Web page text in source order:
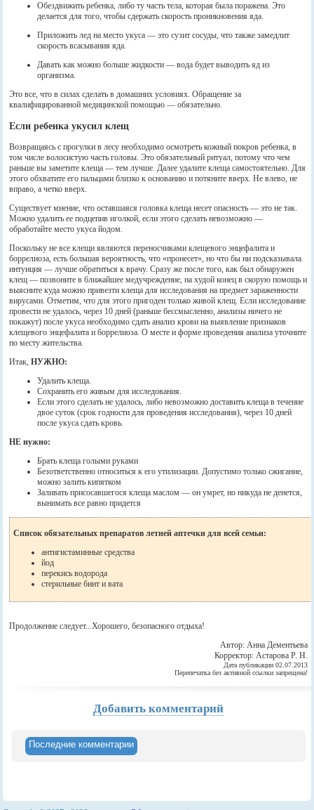
Обездвижить ребенка, либо ту часть тела, которая была поражена. Это
делается для того, чтобы сдержать скорость проникновения яда.
Приложить лед на место укуса — это сузит сосуды, что также замедлит
скорость всасывания яда.
Давать как можно больше жидкости — вода будет выводить яд из
организма.
Это все, что в силах сделать в домашних условиях. Обращение за
квалифицированной медицинской помощью — обязательно.
Если ребенка укусил клещ
Возвращаясь с прогулки в лесу необходимо осмотреть кожный покров ребенка, в
том числе волосистую часть головы. Это обязательный ритуал, потому что чем
раньше вы заметите клеща — тем лучше. Далее удалите клеща самостоятельно. Для
этого обхватите его пальцами близко к основанию и потяните вверх. Не влево, не
вправо, а четко вверх.
Существует мнение, что оставшаяся головка клеща несет опасность — это не так.
Можно удалить ее подцепив иголкой, если этого сделать невозможно —
обработайте место укуса йодом.
Поскольку не все клещи являются переносчиками клещевого энцефалита и
боррелиоза, есть большая вероятность, что «пронесет», но что бы ни подсказывала
интуиция — лучше обратиться к врачу. Сразу же после того, как был обнаружен
клещ — позвоните в ближайшее медучреждение, на худой конец в скорую помощь и
выясните куда можно привезти клеща для исследования на предмет зараженности
вирусами. Отметим, что для этого пригоден только живой клещ. Если исследование
провести не удалось, через 10 дней (раньше бессмысленно, анализы ничего не
покажут) после укуса необходимо сдать анализ крови на выявление признаков
клещевого энцефалита и боррелиоза. О месте и форме проведения анализа уточните
по месту жительства.
Итак,НУЖНО:
Удалить клеща.
Сохранить его живым для исследования.
Если этого сделать не удалось, либо невозможно доставить клеща в течение
двое суток (срок годности для проведения исследования), через 10 дней
после укуса сдать кровь.
НЕ нужно:
Брать клеща голыми руками
Безответственно относиться к его утилизации. Допустимо только сжигание,
можно залить кипятком
Заливать присосавшегося клеща маслом — он умрет, но никуда не денется,
вынимать все равно придется
Cписок обязательных препаратов летней аптечки для всей семьи:
антигистаминные средства
йод
перекись водорода
стерильные бинт и вата
Продолжение следует...Хорошего, безопасного отдыха!
Автор: Анна Дементьева
Корректор: Астарова Р. Н.
Дата публикации 02.07.2013
Перепечатка без активной ссылки запрещена!
Добавить комментарий
Последние комментарии